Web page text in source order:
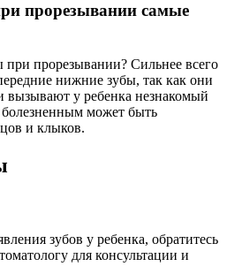
прорезывании самые
прорезывании? Сильнее всего
нижние зубы, так как они
вызывают у ребенка незнакомый
может быть
и клыков.
зубов у ребенка, обратитесь
для консультации и